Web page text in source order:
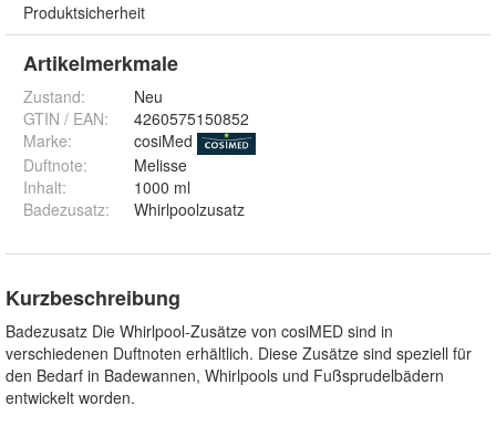
Produktsicherheit
Artikelmerkmale
Zustand:
Neu
GTIN / EAN:
4260575150852
Marke:
cosiMed
Duftnote:
Melisse
Inhalt:
1000 ml
Badezusatz: Whirlpoolzusatz
Kurzbeschreibung
Badezusatz Die Whirlpool-Zusätze von cosiMED sind in
verschiedenen Duftnoten erhältlich. Diese Zusätze sind speziell für
den Bedarf in Badewannen, Whirlpools und Fußsprudelbädern
entwickelt worden.